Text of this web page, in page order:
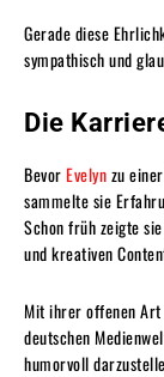
Gerade diese
sympathisch und
Die
BevorEvelynzu
sammelte sie
Schon früh zeigte
und kreativen
Mit ihrer offenen
deutschen
humorvoll